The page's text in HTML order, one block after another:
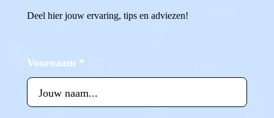
Deel hier jouw ervaring, tips en adviezen!
Voornaam *